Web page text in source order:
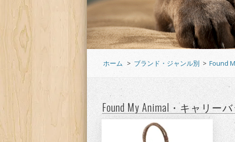
ホーム > ブランド・ジャンル別 > Found
Found My Animal・キャリー